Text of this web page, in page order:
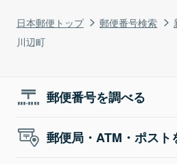
日本郵便トップ 郵便番号検索
川辺町
郵便番号を調べる
郵便局・ATM・ポスト